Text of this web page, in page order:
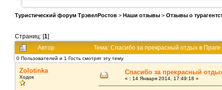
Туристический форум ТрэвелРостов > Наши отзывы > Отзывы о
Страниц: [1]
Автор
Тема: Спасибо за прекрасный отдых в
0 Пользователей и 1 Гость смотрят эту тему.
Zolotinka
Ходок
Спасибо за прекрасный
« : 14 Января 2014, 17:49:18 »